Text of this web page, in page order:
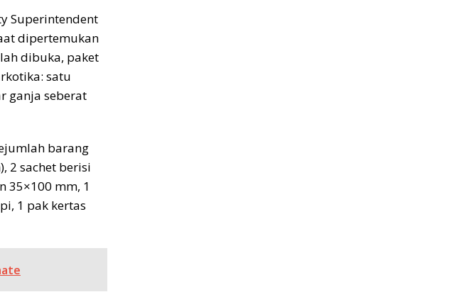
Superintendent
dipertemukan
dibuka, paket
satu
ganja seberat
barang
2 sachet berisi
35×100 mm, 1
1 pak kertas